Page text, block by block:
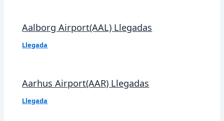
Aalborg Airport(AAL) Llegadas
Llegada
Aarhus Airport(AAR) Llegadas
Llegada